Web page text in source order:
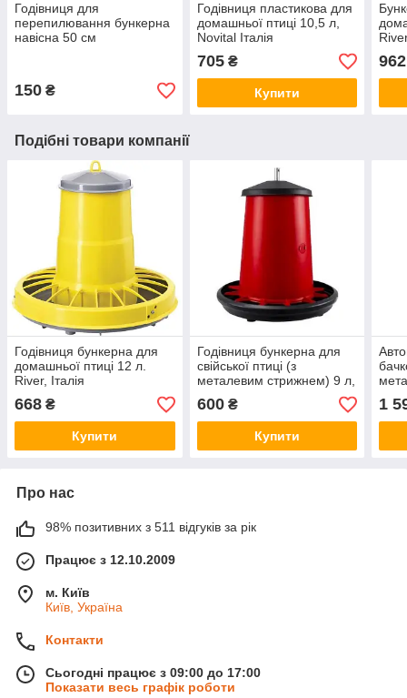
Годівниця для
перепилювання бункерна
навісна 50 см
150 ₴
Годівниця пластикова для
домашньої птиці 10,5 л,
Novital Італія
705₴
Купити
962
Подібні товари компанії
Годівниця бункерна для
домашньої птиці 12 л.
River, Італія
668 ₴
Купити
Годівниця бункерна для
свійської птиці (з
металевим стрижнем) 9 л,
600₴
Купити
1
Про нас
98% позитивних з 511 відгуків за рік
Працює з 12.10.2009
м. Київ
Київ, Україна
Контакти
Сьогодні працює з 09:00 до 17:00
Показати весь графік роботи